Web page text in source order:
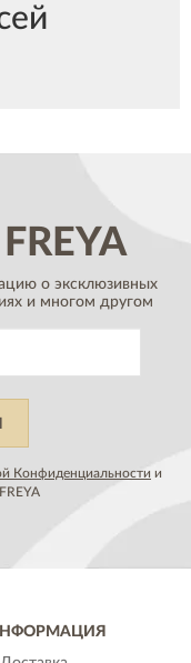
FREYA
о эксклюзивных
и многом другом
Конфиденциальности и
FREYA